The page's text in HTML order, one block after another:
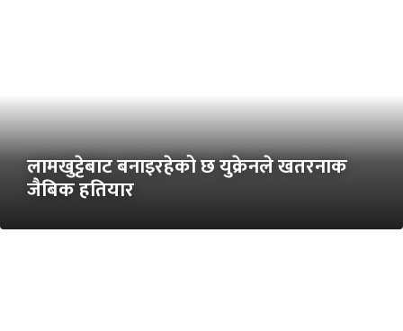
लामखुट्टेबाट बनाइरहेको छ युक्रेनले खतरनाक
जैबिक हतियार